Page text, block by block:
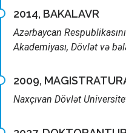
2014, BAKALAVR
Azərbaycan
Akademiyası, Dövlət və
2009,
Naxçıvan Dövlət